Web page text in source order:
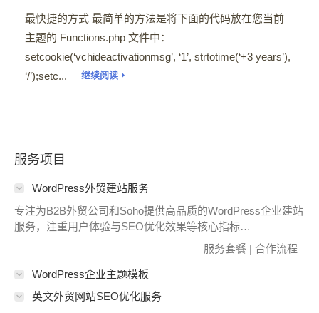
最快捷的方式 最简单的方法是将下面的代码放在您当前
主题的 Functions.php 文件中：
setcookie(‘vchideactivationmsg’, ‘1’, strtotime(‘+3 years’),
‘/’);setc...
继续阅读
服务项目
WordPress外贸建站服务
专注为B2B外贸公司和Soho提供高品质的WordPress企业建站
服务，注重用户体验与SEO优化效果等核心指标…
服务套餐 | 合作流程
WordPress企业主题模板
英文外贸网站SEO优化服务